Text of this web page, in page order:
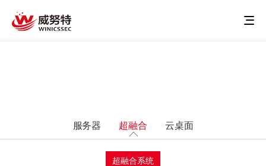
服务器 超融合 云桌面
超融合系统